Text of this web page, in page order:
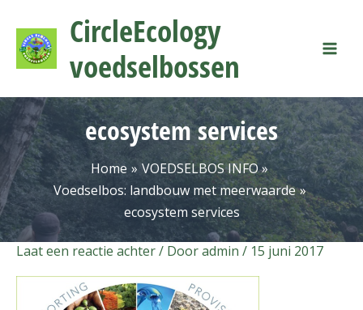
naar
CircleEcology
voedselbossen
ecosystem services
Home
VOEDSELBOS INFO
Voedselbos: landbouw met meerwaarde
ecosystem services
Laat een reactie achter/ Dooradmin / 15 juni 2017